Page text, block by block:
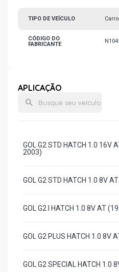
TIPO DE VEÍCULO Carro
CÓDIGO DO
FABRICANTE
APLICAÇÃO
GOL G2 STD HATCH 1.0 16V
2003)
GOL G2 STD HATCH 1.0 8V
GOL G2 I HATCH 1.0 8V AT
GOL G2 PLUS HATCH 1.0 8V
GOL G2 SPECIAL HATCH 1.0